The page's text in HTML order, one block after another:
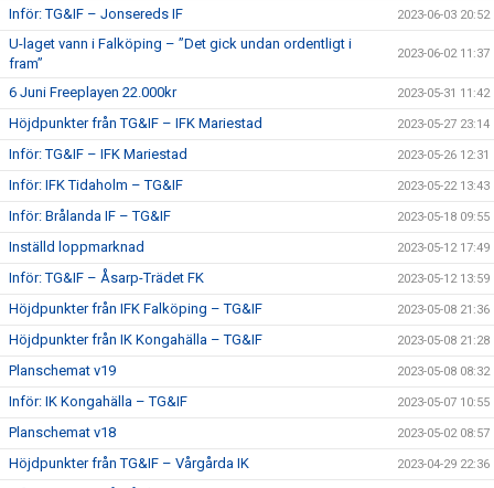
Inför: TG&IF – Jonsereds IF 2023-06-03 20:52
U-laget vann i Falköping – ”Det gick undan ordentligt i
fram”
2023-06-02 11:37
6 Juni Freeplayen 22.000kr 2023-05-31 11:42
Höjdpunkter från TG&IF – IFK Mariestad 2023-05-27 23:14
Inför: TG&IF – IFK Mariestad 2023-05-26 12:31
Inför: IFK Tidaholm – TG&IF 2023-05-22 13:43
Inför: Brålanda IF – TG&IF 2023-05-18 09:55
Inställd loppmarknad 2023-05-12 17:49
Inför: TG&IF – Åsarp-Trädet FK 2023-05-12 13:59
Höjdpunkter från IFK Falköping – TG&IF 2023-05-08 21:36
Höjdpunkter från IK Kongahälla – TG&IF 2023-05-08 21:28
Planschemat v19 2023-05-08 08:32
Inför: IK Kongahälla – TG&IF 2023-05-07 10:55
Planschemat v18 2023-05-02 08:57
Höjdpunkter från TG&IF – Vårgårda IK 2023-04-29 22:36